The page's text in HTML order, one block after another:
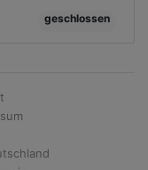
geschlossen